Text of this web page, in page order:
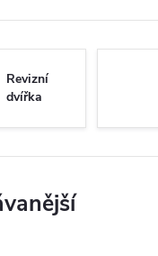
Revizní
dvířka